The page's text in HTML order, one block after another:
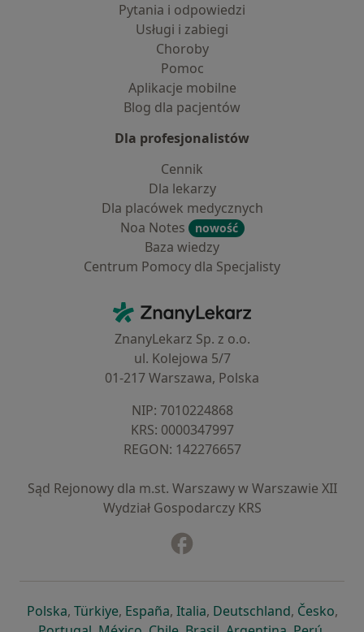
Pytania i odpowiedzi
Usługi i zabiegi
Choroby
Pomoc
Aplikacje mobilne
Blog dla pacjentów
Dla profesjonalistów
Cennik
Dla lekarzy
Dla placówek medycznych
Noa Notes
nowość
Baza wiedzy
Centrum Pomocy dla Specjalisty
ZnanyLekarz - Strona główna
ZnanyLekarz Sp. z o.o.
ul. Kolejowa 5/7
01-217 Warszawa, Polska
NIP: ⁠7010224868
KRS: ⁠0000347997
REGON: ⁠142276657
Sąd Rejonowy dla m.st. Warszawy w Warszawie XII
Wydział Gospodarczy KRS
Polskaotwiera się w nowej karcie
, Türkiyeotwiera się w nowej karcie
, Españaotwiera się w nowej karcie
, Italiaotwiera się w nowej
, Deutschlandotwiera się
, Česko,